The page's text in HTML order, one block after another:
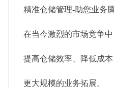
精准仓储管理-助您业务
在当今激烈的市场竞争
提高仓储效率、降低成
更大规模的业务拓展。